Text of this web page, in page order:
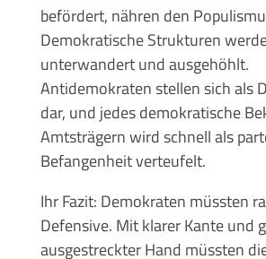
befördert, nähren den
Demokratische Strukturen
unterwandert und ausgehöhlt.
Antidemokraten stellen sich als
dar, und jedes demokratische
Amtsträgern wird schnell als
Befangenheit verteufelt.
Ihr Fazit: Demokraten müssten
Defensive. Mit klarer Kante und
ausgestreckter Hand müssten